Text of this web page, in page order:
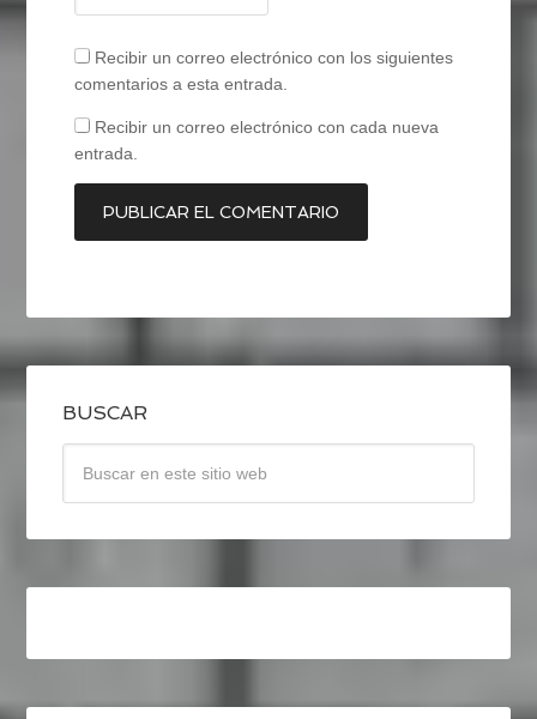
Recibir un correo electrónico con los siguientes
comentarios a esta entrada.
Recibir un correo electrónico con cada nueva
entrada.
BUSCAR